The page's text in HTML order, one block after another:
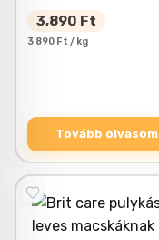
3,890 Ft
3 890 Ft / kg
Tovább olvasom